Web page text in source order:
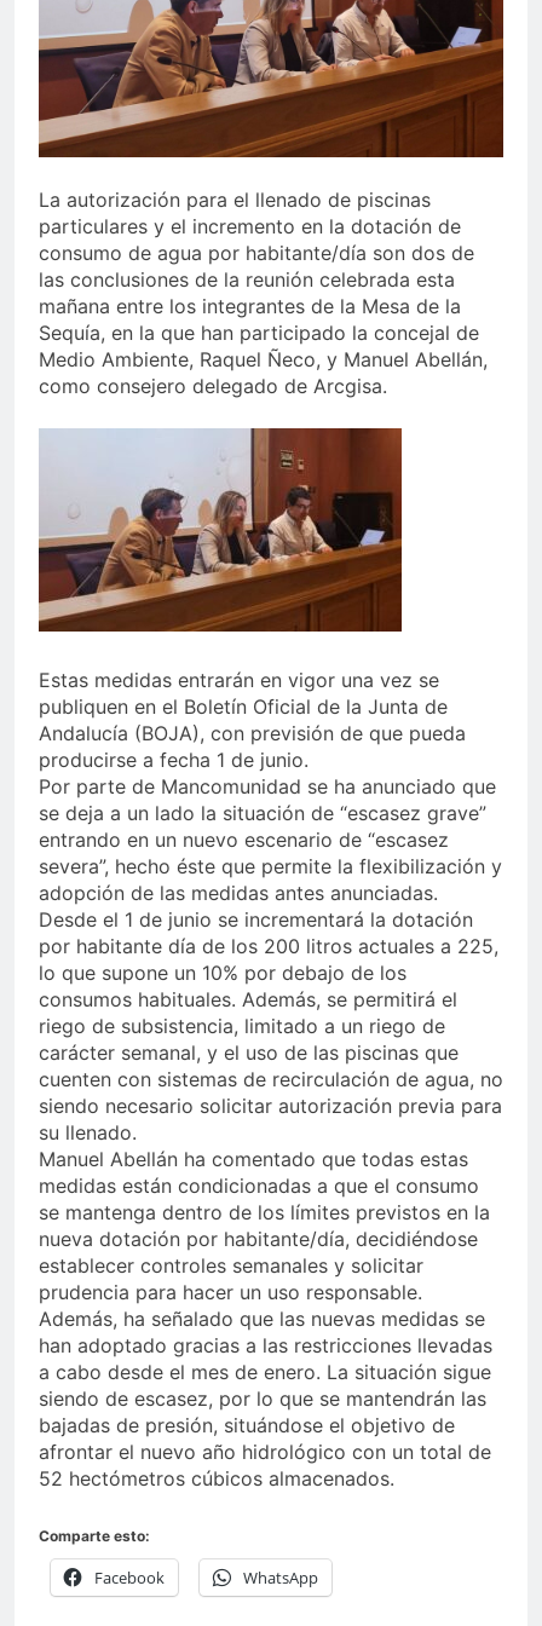
echa el cierre con éxito
rotundo
1 Semana Atrás
La Mancomunidad y el
Banco de Alimentos del
Campo de Gibraltar renuevan
su convenio de colaboración
1 Semana Atrás
Tráfico especial para
a Santa Bárbara
2 Semanas Atrás
La feria se despide por todo
lo alto: Antonio José,
fuegos artificiales y música
hasta el amanecer
2 Semanas Atrás
La autorización para el llenado de piscinas
particulares y el incremento en la dotación de
consumo de agua por habitante/día son dos de
las conclusiones de la reunión celebrada esta
mañana entre los integrantes de la Mesa de la
Sequía, en la que han participado la concejal de
Medio Ambiente, Raquel Ñeco, y Manuel Abellán,
como consejero delegado de Arcgisa.
Estas medidas entrarán en vigor una vez se
publiquen en el Boletín Oficial de la Junta de
Andalucía (BOJA), con previsión de que pueda
producirse a fecha 1 de junio.
Por parte de Mancomunidad se ha anunciado que
se deja a un lado la situación de “escasez grave”
entrando en un nuevo escenario de “escasez
severa”, hecho éste que permite la flexibilización y
adopción de las medidas antes anunciadas.
Desde el 1 de junio se incrementará la dotación
por habitante día de los 200 litros actuales a 225,
lo que supone un 10% por debajo de los
consumos habituales. Además, se permitirá el
riego de subsistencia, limitado a un riego de
carácter semanal, y el uso de las piscinas que
cuenten con sistemas de recirculación de agua, no
siendo necesario solicitar autorización previa para
su llenado.
Manuel Abellán ha comentado que todas estas
medidas están condicionadas a que el consumo
se mantenga dentro de los límites previstos en la
nueva dotación por habitante/día, decidiéndose
establecer controles semanales y solicitar
prudencia para hacer un uso responsable.
Además, ha señalado que las nuevas medidas se
han adoptado gracias a las restricciones llevadas
a cabo desde el mes de enero. La situación sigue
siendo de escasez, por lo que se mantendrán las
bajadas de presión, situándose el objetivo de
afrontar el nuevo año hidrológico con un total de
52 hectómetros cúbicos almacenados.
Comparte esto:
Facebook WhatsApp